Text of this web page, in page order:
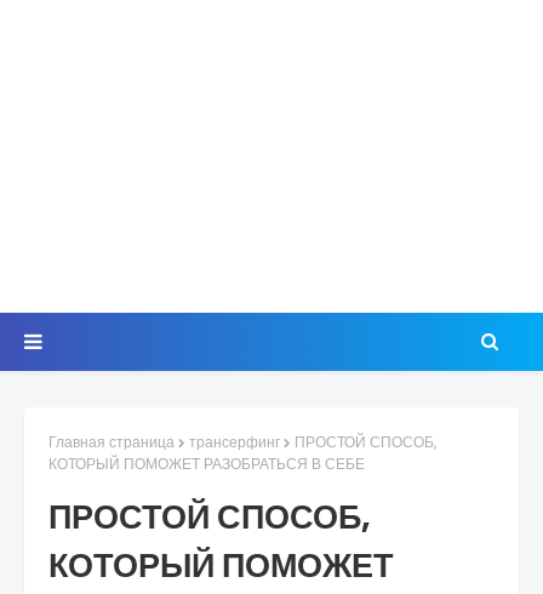
Главная страница трансерфинг
ПРОСТОЙ СПОСОБ,
КОТОРЫЙ ПОМОЖЕТ РАЗОБРАТЬСЯ В СЕБЕ
ПРОСТОЙ СПОСОБ,
КОТОРЫЙ ПОМОЖЕТ